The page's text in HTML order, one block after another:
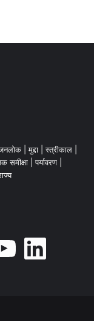
मुद्दा स्त्रीकाल
समीक्षा पर्यावरण
LinkedIn